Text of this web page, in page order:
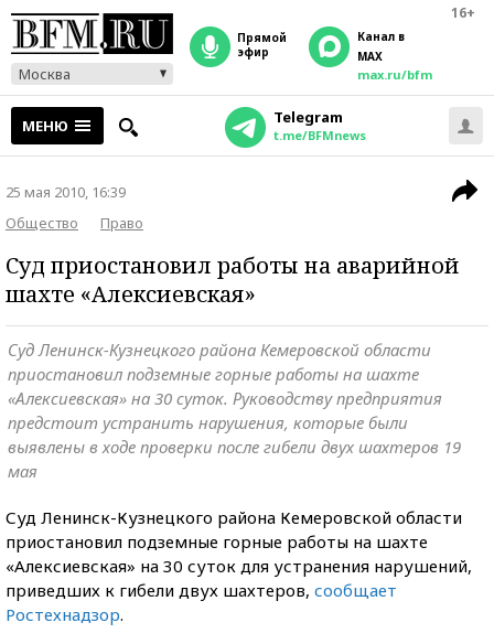
16+
Москва
прямой
эфир
Канал в
MAX
max.ru/bfm
МЕНЮ Telegram
t.me/BFMnews
25 мая 2010, 16:39
Общество
Право
Суд приостановил работы на аварийной
шахте «Алексиевская»
Суд Ленинск-Кузнецкого района Кемеровской области
приостановил подземные горные работы на шахте
«Алексиевская» на 30 суток. Руководству предприятия
предстоит устранить нарушения, которые были
выявлены в ходе проверки после гибели двух шахтеров 19
мая
Суд Ленинск-Кузнецкого района Кемеровской области
приостановил подземные горные работы на шахте
«Алексиевская» на 30 суток для устранения нарушений,
приведших к гибели двух шахтеров, сообщает
Ростехнадзор.